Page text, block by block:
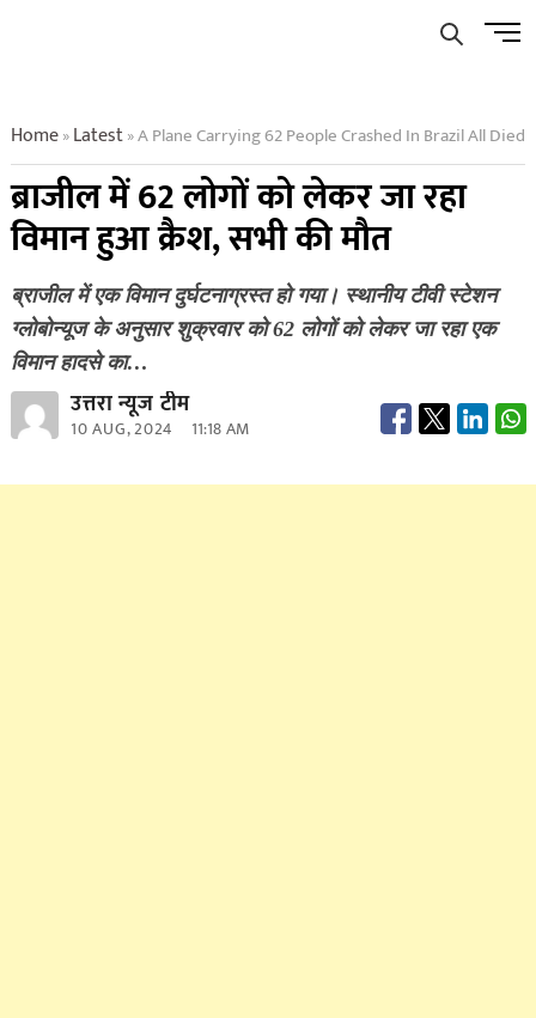
Menu
Home»Latest»A Plane Carrying 62 People Crashed In Brazil All Died
ब्राजील में 62 लोगों को लेकर जा रहा
विमान हुआ क्रैश, सभी की मौत
ब्राजील में एक विमान दुर्घटनाग्रस्त हो गया। स्थानीय टीवी स्टेशन
ग्लोबोन्यूज के अनुसार शुक्रवार को 62 लोगों को लेकर जा रहा एक
विमान हादसे का…
उत्तरा न्यूज टीम
10 AUG, 2024 11:18 AM